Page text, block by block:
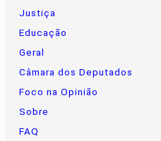
Justiça
Educação
Geral
Câmara dos Deputados
Foco na Opinião
Sobre
FAQ